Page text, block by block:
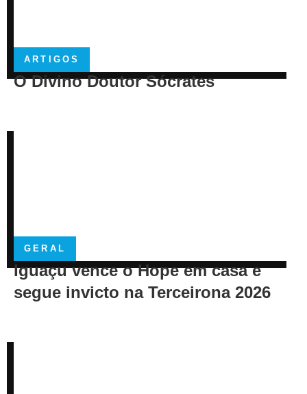
ARTIGOS
O Divino Doutor Sócrates
GERAL
Iguaçu vence o Hope em casa e
segue invicto na Terceirona 2026